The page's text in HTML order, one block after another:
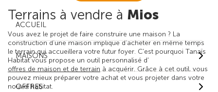
ACCUEIL
MAISONS
OFFRES
Terrains à vendre à Mios
Vous avez le projet de faire construire une maison ? La
construction d'une maison implique d'acheter en même temps
le terrain qui accueillera votre futur foyer. C'est pourquoi Tanaïs
Habitat vous propose un outil personnalisé d'
offres de maison et de terrain à acquérir. Grâce à cet outil, vous
pouvez mieux préparer votre achat et vous projeter dans votre
nouvel habitat.